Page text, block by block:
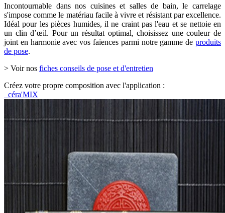
Incontournable dans nos cuisines et salles de bain, le carrelage
s'impose comme le matériau facile à vivre et résistant par excellence.
Idéal pour les pièces humides, il ne craint pas l'eau et se nettoie en
un clin d’œil. Pour un résultat optimal, choisissez une couleur de
joint en harmonie avec vos faïences parmi notre gamme de produits
de pose.
> Voir nos fiches conseils de pose et d'entretien
Créez votre propre composition avec l'application :
céra'MIX